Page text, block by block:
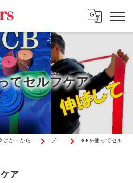
てセルフケア
高松市のカイロプラクティックはか・から～ず施術院 ブログ BCBを使ってセルフケア
ア